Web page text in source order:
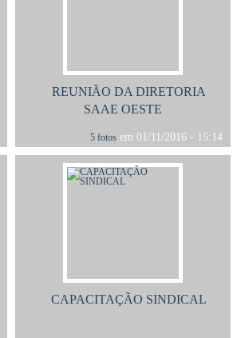
REUNIÃO DA DIRETORIA
SAAE OESTE
5 fotos em 01/11/2016 - 15:14
CAPACITAÇÃO SINDICAL